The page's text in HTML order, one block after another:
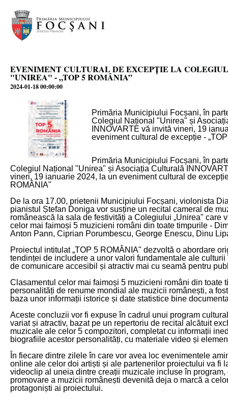
EVENIMENT CULTURAL DE EXCEPȚIE LA
"UNIREA" - „TOP 5 ROMÂNIA”
2024-01-18 00:00:00
Primăria Municipiului Focșani, în
Colegiul Național "Unirea" și
INNOVARTE vă invită vineri, 19
eveniment cultural de excepție -
Primăria Municipiului Focșani, în
Colegiul Național "Unirea" și Asociația Culturală
vineri, 19 ianuarie 2024, la un eveniment cultural de
ROMÂNIA"
De la ora 17.00, prietenii Municipiului Focșani, violonista
pianistul Ștefan Doniga vor susține un recital cameral de
românească la sala de festivități a Colegiului „Unirea" care
celor mai faimoși 5 muzicieni români din toate timpurile -
Anton Pann, Ciprian Porumbescu, George Enescu, Dinu
Proiectul intitulat „TOP 5 ROMÂNIA" dezvoltă o abordare
tendinței de includere a unor valori fundamentale ale culturii
de comunicare accesibil și atractiv mai cu seamă pentru
Clasamentul celor mai faimoși 5 muzicieni români din toate
personalități de renume mondial ale muzicii românești, a
baza unor informații istorice și date statistice bine
Aceste concluzii vor fi expuse în cadrul unui program
variat și atractiv, bazat pe un repertoriu de recital alcătuit
muzicale ale celor 5 compozitori, completat cu informații
biografiile acestor personalități, cu materiale video și
În fiecare dintre zilele în care vor avea loc evenimentele
online ale celor doi artiști și ale partenerilor proiectului va fi
videoclip al uneia dintre creații muzicale incluse în program,
promovare a muzicii românești devenită deja o marcă a
protagoniști ai proiectului.